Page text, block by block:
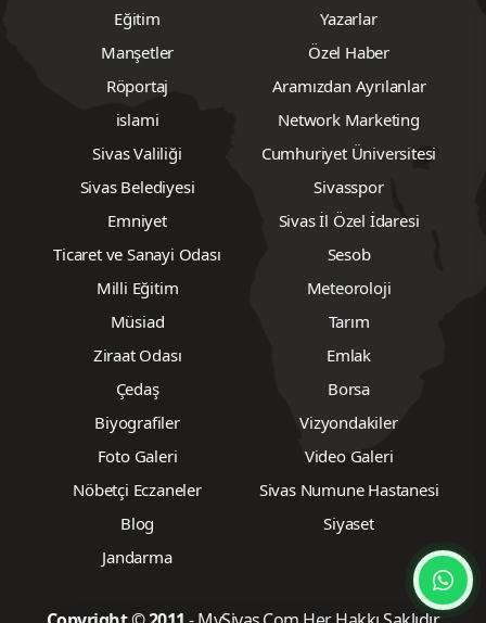
Eğitim
Yazarlar
Manşetler
Özel Haber
Röportaj
Aramızdan Ayrılanlar
islami
Network Marketing
Sivas Valiliği
Cumhuriyet Üniversitesi
Sivas Belediyesi
Sivasspor
Emniyet
Sivas İl Özel İdaresi
Ticaret ve Sanayi Odası
Sesob
Milli Eğitim
Meteoroloji
Müsiad
Tarım
Ziraat Odası
Emlak
Çedaş
Borsa
Biyografiler
Vizyondakiler
Foto Galeri
Video Galeri
Nöbetçi Eczaneler
Sivas Numune Hastanesi
Blog
Siyaset
Jandarma